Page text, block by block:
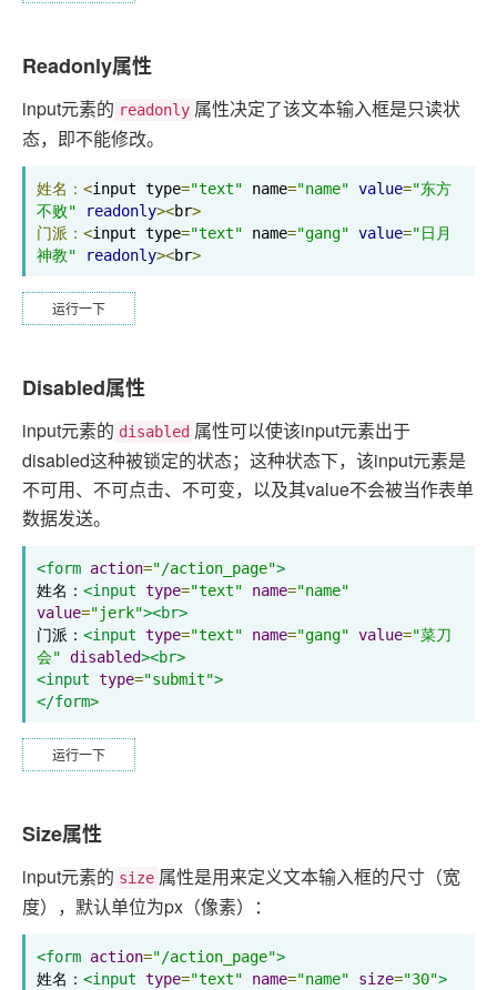
Readonly属性
input元素的 readonly 属性决定了该文本输入框是只读状
态，即不能修改。
姓名：<input type="text" name="name" value="东方
不败"
readonly><br>
门派：<input type="text" name="gang" value="日月
神教"
readonly><br>
运行一下
Disabled属性
input元素的 disabled 属性可以使该input元素出于
disabled这种被锁定的状态；这种状态下，该input元素是
不可用、不可点击、不可变，以及其value不会被当作表单
数据发送。
<form action="/action_page">
姓名： <input type="text" name="name"
value="jerk"><br>
门派： <input type="text" name="gang" value="菜刀
会" disabled><br>
<input type="submit">
</form>
运行一下
Size属性
input元素的 size 属性是用来定义文本输入框的尺寸（宽
度），默认单位为px（像素）：
<form action="/action_page">
姓名： <input type="text" name="name" size="30">